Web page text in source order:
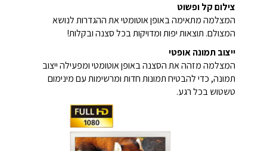
צילום קל ופשוט
המצלמה מתאימה באופן אוטומטי את ההגדרות לנושא
המצולם. תוצאות יפות ומדויקות בכל סצנה ובקלות!
ייצוב תמונה אופטי
המצלמה מזהה את הסצנה באופן אוטומטי ומפעילה ייצוב
תמונה, כדי להבטיח תמונות חדות ומרשימות עם מינימום
טשטוש בכל רגע.